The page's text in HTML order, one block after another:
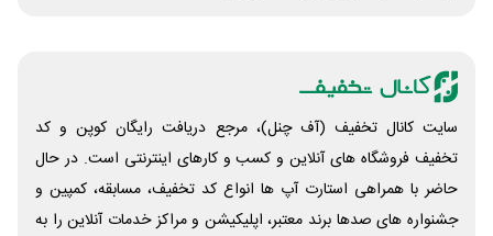
سایت کانال تخفیف (آف چنل)، مرجع دریافت رایگان کوپن و کد
تخفیف فروشگاه های آنلاین و کسب و‌ کارهای اینترنتی است. در حال
حاضر با همراهی استارت آپ ها انواع کد تخفیف، مسابقه، کمپین و
جشنواره های صدها برند معتبر، اپلیکیشن و مراکز خدمات آنلاین را به